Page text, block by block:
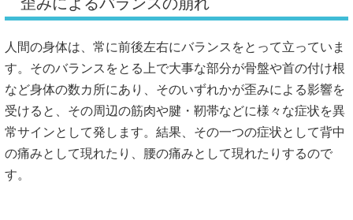
歪みによるバランスの崩れ
人間の身体は、常に前後左右にバランスをとって立っていま
す。そのバランスをとる上で大事な部分が骨盤や首の付け根
など身体の数カ所にあり、そのいずれかが歪みによる影響を
受けると、その周辺の筋肉や腱・靭帯などに様々な症状を異
常サインとして発します。結果、その一つの症状として背中
の痛みとして現れたり、腰の痛みとして現れたりするので
す。